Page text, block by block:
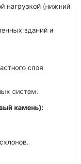
нагрузкой (нижний
зданий и
слоя
систем.
камень):